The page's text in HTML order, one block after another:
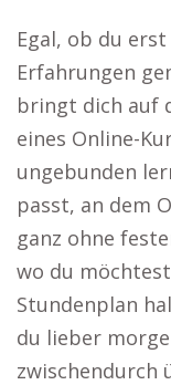
Egal, ob du
Erfahrungen
bringt dich auf
eines Online-
ungebunden
passt, an dem
ganz ohne
wo du
Stundenplan
du lieber
zwischendurch